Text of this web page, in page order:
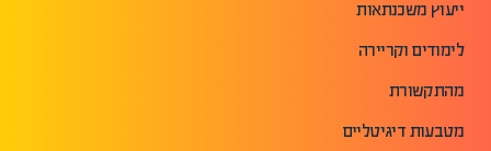
ייעוץ משכנתאות
לימודים וקריירה
מהתקשורת
מטבעות דיגיטליים